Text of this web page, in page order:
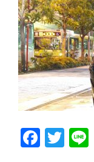
お問い合わせ
スタッフblog
ホーム